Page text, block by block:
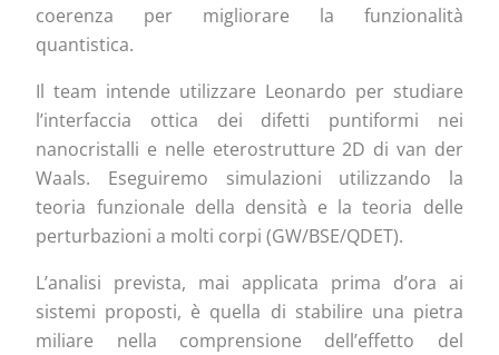
coerenza per migliorare la funzionalità
quantistica.
Il team intende utilizzare Leonardo per studiare
l’interfaccia ottica dei difetti puntiformi nei
nanocristalli e nelle eterostrutture 2D di van der
Waals. Eseguiremo simulazioni utilizzando la
teoria funzionale della densità e la teoria delle
perturbazioni a molti corpi (GW/BSE/QDET).
L’analisi prevista, mai applicata prima d’ora ai
sistemi proposti, è quella di stabilire una pietra
miliare nella comprensione dell’effetto del